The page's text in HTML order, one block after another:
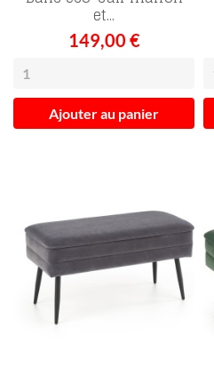
et...
149,00 €
Ajouter au panier